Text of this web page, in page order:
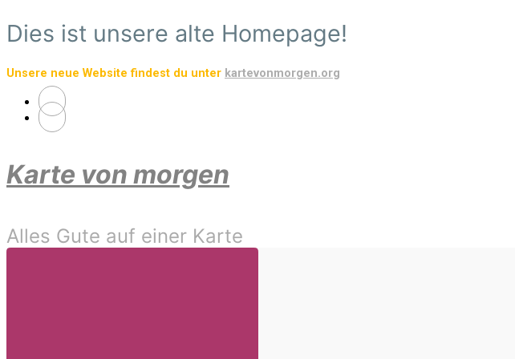
Zum
Hauptinhalt
Dies ist unsere alte Homepage!
Unsere neue Website findest du unter kartevonmorgen.org
Karte von morgen
Alles Gute auf einer Karte